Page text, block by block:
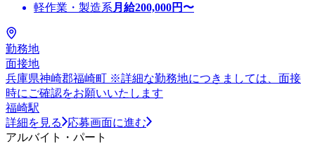
軽作業・製造系 月給200,000円〜
勤務地
面接地
兵庫県神崎郡福崎町 ※詳細な勤務地につきましては、面接
時にご確認をお願いいたします
福崎駅
詳細を見る
応募画面に進む
アルバイト・パート